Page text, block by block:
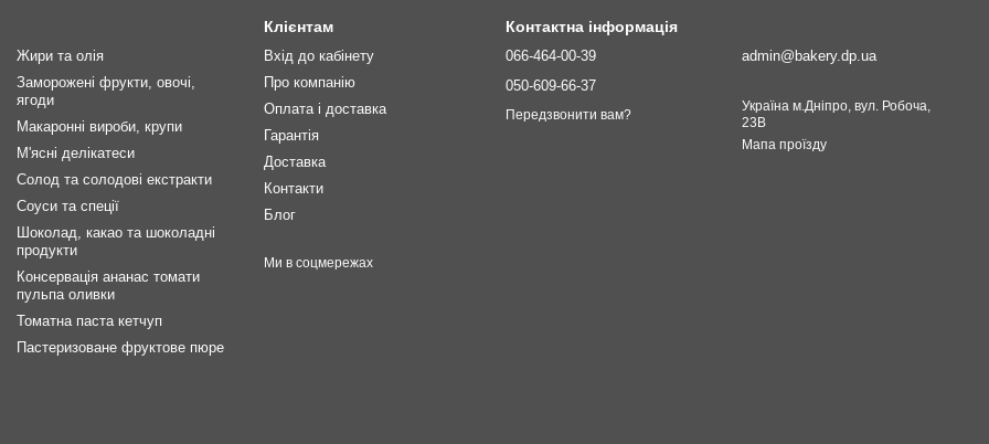
Жири та олія
Заморожені фрукти, овочі,
ягоди
Макаронні вироби, крупи
М'ясні делікатеси
Солод та солодові екстракти
Соуси та спеції
Шоколад, какао та шоколадні
продукти
Консервація ананас томати
пульпа оливки
Томатна паста кетчуп
Пастеризоване фруктове пюре
Клієнтам
Вхід до кабінету
Про компанію
Оплата і доставка
Гарантія
Доставка
Контакти
Блог
Ми в соцмережах
Контактна інформація
066-464-00-39
050-609-66-37
Передзвонити вам?
admin@bakery.dp.ua
Україна м.Дніпро, вул. Робоча,
23В
Мапа проїзду